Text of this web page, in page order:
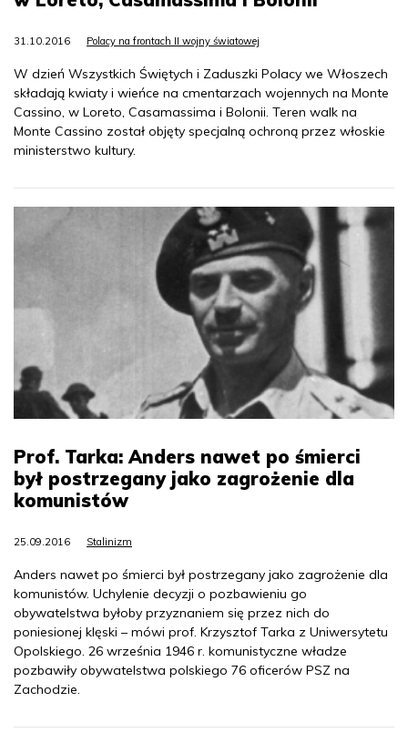
31.10.2016 Polacy na frontach II wojny światowej
W dzień Wszystkich Świętych i Zaduszki Polacy we Włoszech
składają kwiaty i wieńce na cmentarzach wojennych na Monte
Cassino, w Loreto, Casamassima i Bolonii. Teren walk na
Monte Cassino został objęty specjalną ochroną przez włoskie
ministerstwo kultury.
Prof. Tarka: Anders nawet po śmierci
był postrzegany jako zagrożenie dla
komunistów
25.09.2016 Stalinizm
Anders nawet po śmierci był postrzegany jako zagrożenie dla
komunistów. Uchylenie decyzji o pozbawieniu go
obywatelstwa byłoby przyznaniem się przez nich do
poniesionej klęski – mówi prof. Krzysztof Tarka z Uniwersytetu
Opolskiego. 26 września 1946 r. komunistyczne władze
pozbawiły obywatelstwa polskiego 76 oficerów PSZ na
Zachodzie.